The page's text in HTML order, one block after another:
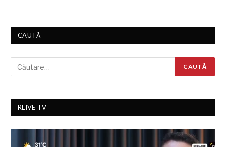
CAUTĂ
RLIVE TV